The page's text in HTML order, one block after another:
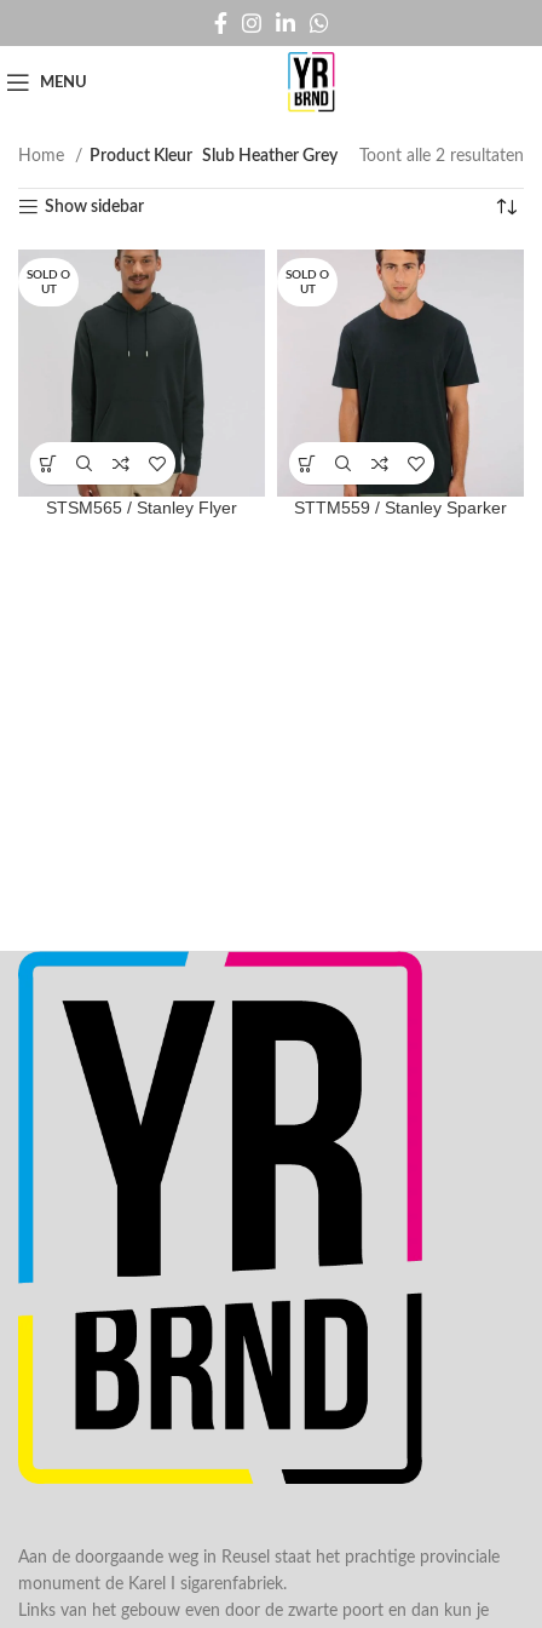
MENU
Home Product Kleur Slub Heather Grey Toont alle 2 resultaten
Show sidebar
SOLD O
UT
STSM565 / Stanley Flyer
SOLD O
UT
STTM559 / Stanley Sparker
Aan de doorgaande weg in Reusel staat het prachtige provinciale
monument de Karel I sigarenfabriek.
Links van het gebouw even door de zwarte poort en dan kun je